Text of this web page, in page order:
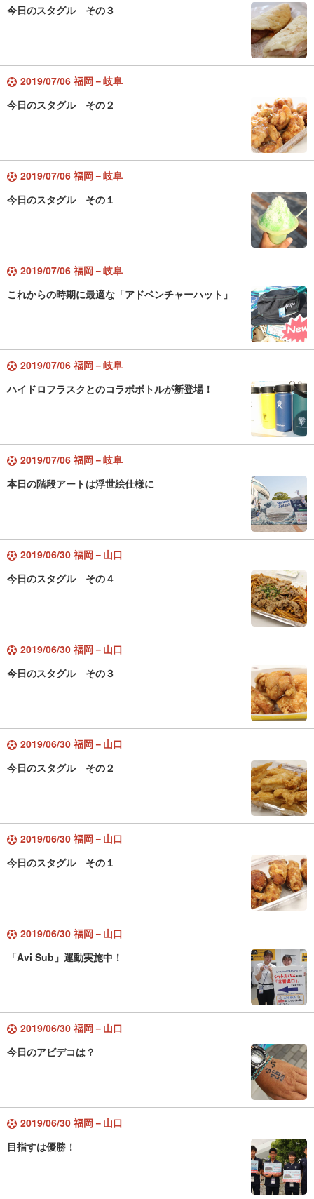
今日のスタグル その３
2019/07/06 福岡－岐阜
今日のスタグル その２
2019/07/06 福岡－岐阜
今日のスタグル その１
2019/07/06 福岡－岐阜
これからの時期に最適な「アドベンチャーハット」
2019/07/06 福岡－岐阜
ハイドロフラスクとのコラボボトルが新登場！
2019/07/06 福岡－岐阜
本日の階段アートは浮世絵仕様に
2019/06/30 福岡－山口
今日のスタグル その４
2019/06/30 福岡－山口
今日のスタグル その３
2019/06/30 福岡－山口
今日のスタグル その２
2019/06/30 福岡－山口
今日のスタグル その１
2019/06/30 福岡－山口
「Avi Sub」運動実施中！
2019/06/30 福岡－山口
今日のアビデコは？
2019/06/30 福岡－山口
目指すは優勝！